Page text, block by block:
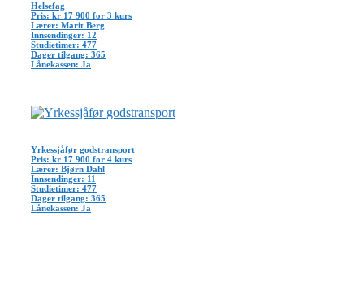
Helsefag
Pris: kr 17 900 for 3 kurs
Lærer: Marit Berg
Innsendinger: 12
Studietimer: 477
Dager tilgang: 365
Lånekassen: Ja
Yrkessjåfør godstransport
Pris: kr 17 900 for 4 kurs
Lærer: Bjørn Dahl
Innsendinger: 11
Studietimer: 477
Dager tilgang: 365
Lånekassen: Ja